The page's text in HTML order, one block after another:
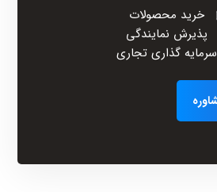
خرید محصولات
پذیرش نمایندگی
سرمایه گذاری تجاری